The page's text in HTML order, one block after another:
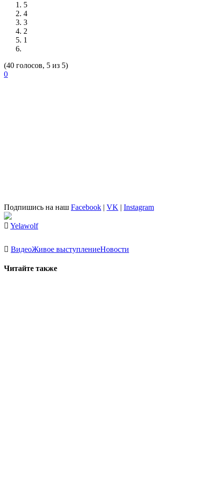
5
4
3
2
1
(40 голосов, 5 из 5)
0
Подпишись на наш Facebook | VK | Instagram
Yelawolf
ВидеоЖивое выступлениеНовости
Читайте также